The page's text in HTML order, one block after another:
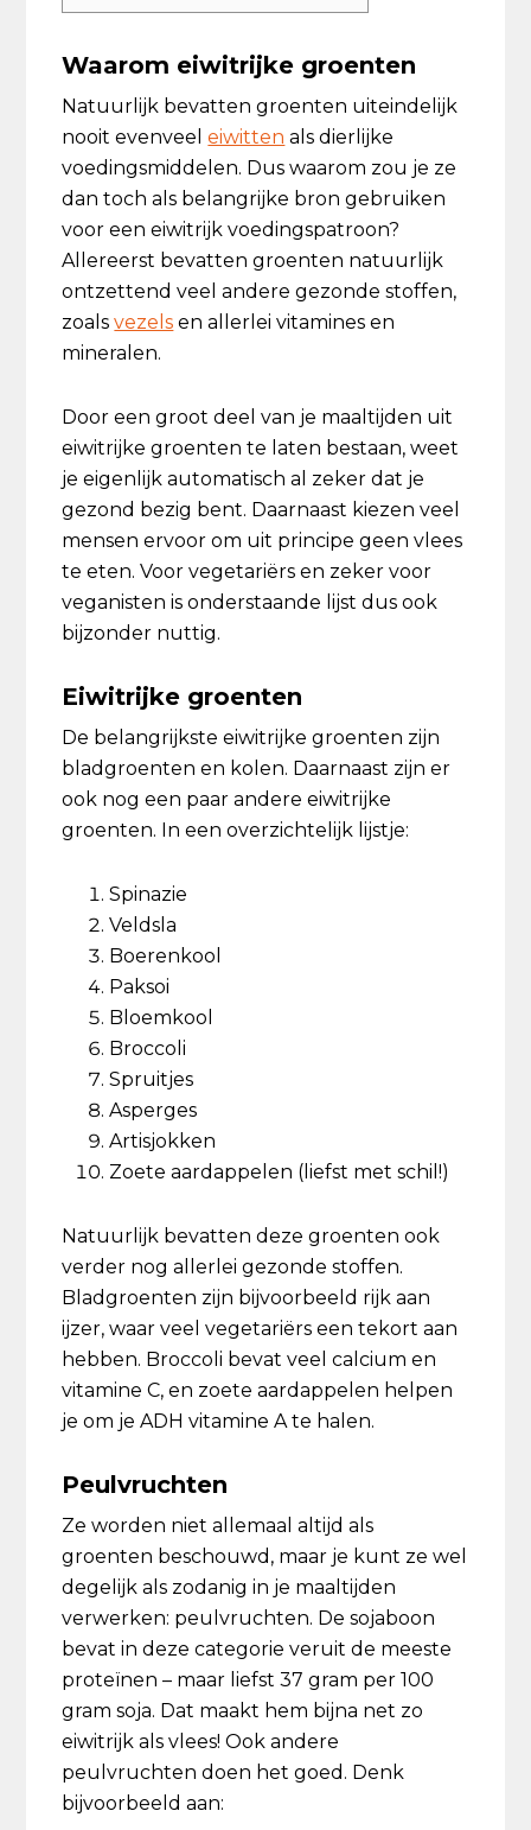
Waarom eiwitrijke groenten
Natuurlijk bevatten groenten uiteindelijk
nooit evenveeleiwitten als dierlijke
voedingsmiddelen. Dus waarom zou je ze
dan toch als belangrijke bron gebruiken
voor een eiwitrijk voedingspatroon?
Allereerst bevatten groenten natuurlijk
ontzettend veel andere gezonde stoffen,
zoalsvezels en allerlei vitamines en
mineralen.
Door een groot deel van je maaltijden uit
eiwitrijke groenten te laten bestaan, weet
je eigenlijk automatisch al zeker dat je
gezond bezig bent. Daarnaast kiezen veel
mensen ervoor om uit principe geen vlees
te eten. Voor vegetariërs en zeker voor
veganisten is onderstaande lijst dus ook
bijzonder nuttig.
Eiwitrijke groenten
De belangrijkste eiwitrijke groenten zijn
bladgroenten en kolen. Daarnaast zijn er
ook nog een paar andere eiwitrijke
groenten. In een overzichtelijk lijstje:
Spinazie
Veldsla
Boerenkool
Paksoi
Bloemkool
Broccoli
Spruitjes
Asperges
Artisjokken
Zoete aardappelen (liefst met schil!)
Natuurlijk bevatten deze groenten ook
verder nog allerlei gezonde stoffen.
Bladgroenten zijn bijvoorbeeld rijk aan
ijzer, waar veel vegetariërs een tekort aan
hebben. Broccoli bevat veel calcium en
vitamine C, en zoete aardappelen helpen
je om je ADH vitamine A te halen.
Peulvruchten
Ze worden niet allemaal altijd als
groenten beschouwd, maar je kunt ze wel
degelijk als zodanig in je maaltijden
verwerken: peulvruchten. De sojaboon
bevat in deze categorie veruit de meeste
proteïnen – maar liefst 37 gram per 100
gram soja. Dat maakt hem bijna net zo
eiwitrijk als vlees! Ook andere
peulvruchten doen het goed. Denk
bijvoorbeeld aan: